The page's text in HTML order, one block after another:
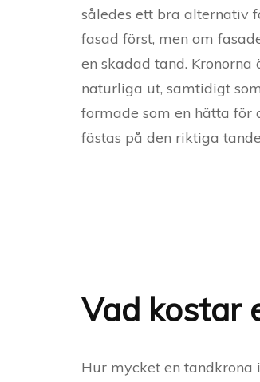
således ett bra alternativ
fasad först, men om
en skadad tand.
naturliga ut, samtidigt
formade som en hätta för
fästas på den riktiga
Vad kostar
Hur mycket en